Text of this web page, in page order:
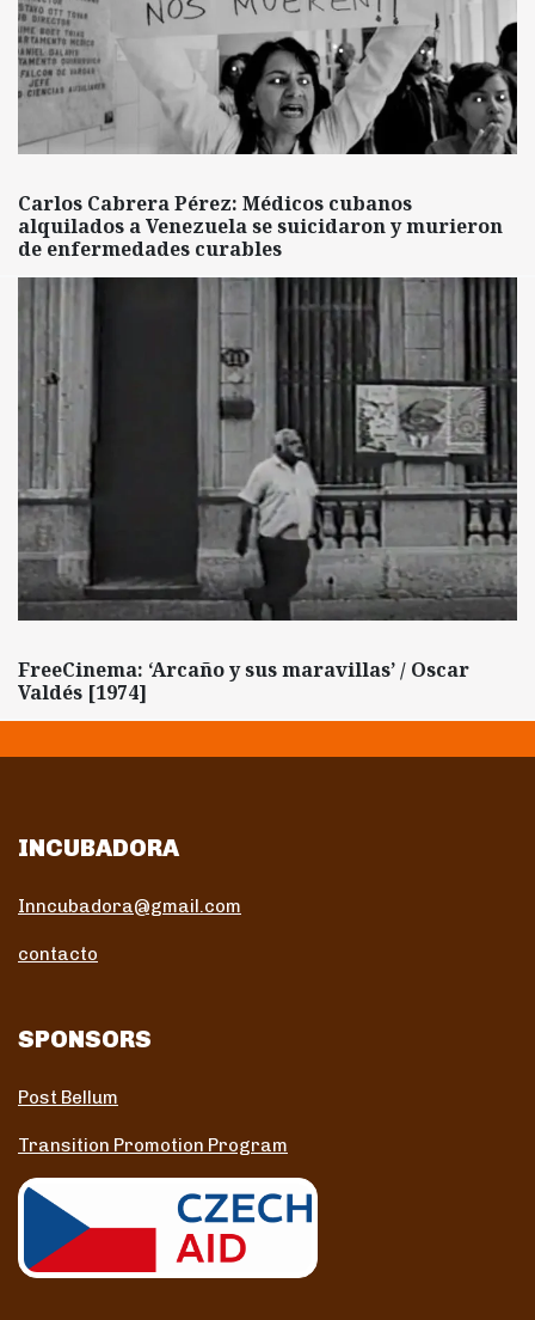
Carlos Cabrera Pérez: Médicos cubanos
alquilados a Venezuela se suicidaron y murieron
de enfermedades curables
FreeCinema: ‘Arcaño y sus maravillas’ / Oscar
Valdés [1974]
INCUBADORA
Inncubadora@gmail.com
contacto
SPONSORS
Post Bellum
Transition Promotion Program